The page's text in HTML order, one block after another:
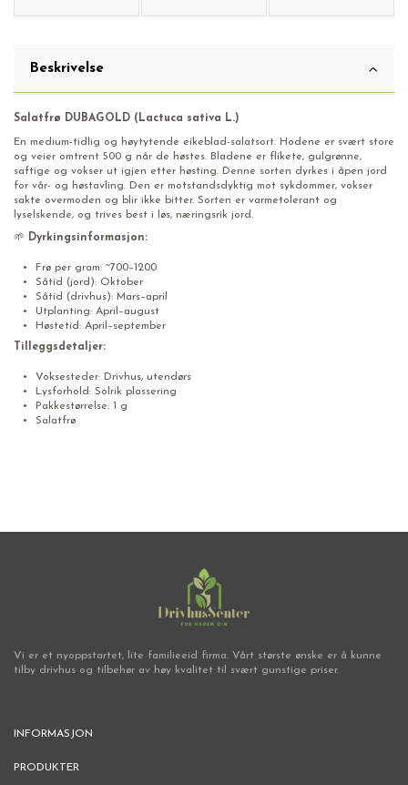
Beskrivelse
Salatfrø DUBAGOLD (Lactuca sativa L.)
En medium-tidlig og høytytende eikeblad-salatsort. Hodene er svært store
og veier omtrent 500 g når de høstes. Bladene er flikete, gulgrønne,
saftige og vokser ut igjen etter høsting. Denne sorten dyrkes i åpen jord
for vår- og høstavling. Den er motstandsdyktig mot sykdommer, vokser
sakte overmoden og blir ikke bitter. Sorten er varmetolerant og
lyselskende, og trives best i løs, næringsrik jord.
🌱 Dyrkingsinformasjon:
Frø per gram: ~700–1200
Såtid (jord): Oktober
Såtid (drivhus): Mars–april
Utplanting: April–august
Høstetid: April–september
Tilleggsdetaljer:
Voksesteder: Drivhus, utendørs
Lysforhold: Solrik plassering
Pakkestørrelse: 1 g
Salatfrø
Vi er et nyoppstartet, lite familieeid firma. Vårt største ønske er å kunne
tilby drivhus og tilbehør av høy kvalitet til svært gunstige priser.
INFORMASJON
PRODUKTER